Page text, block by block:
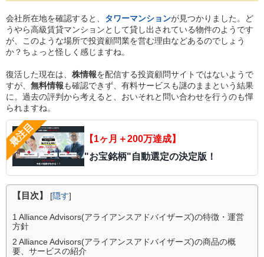
会社所在地を確認すると、 タワーマンションが見つかりました。ど
うやら高級賃貸マンションとして貸し出されている物件のようです
が、このような場所で投資顧問業を営む理由などあるのでしょう
か？ちょっと怪しく感じますね。
復活した現在は、 株情報を配信する投資顧問サイトではないようで
すが、 無料情報も確認できず、有料サービスも謎のままという結果
に。過去の評判から考えると、おいそれと問い合わせを行うのも憚
られますね。
【1ヶ月＋200万達成】
"お宝銘柄"自動選定の決定版！
【目次】 [隠す]
1 Alliance Advisors(アライアンスアドバイザーズ)の特徴・運営
方針
2 Alliance Advisors(アライアンスアドバイザーズ)の商品の概
要、サービスの紹介